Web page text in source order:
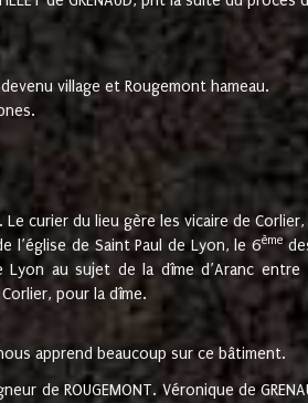
village et Rougemont hameau.
curier du lieu gère les vicaire de
l’église de Saint Paul de Lyon, le 6ème
au sujet de la dîme d’Aranc
pour la dîme.
apprend beaucoup sur ce bâtiment.
ROUGEMONT. Véronique de